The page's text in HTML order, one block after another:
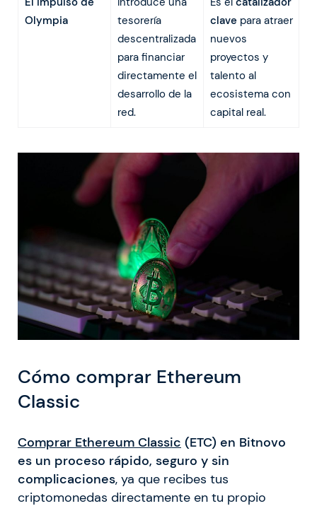
Olympia
tesorería
descentralizada
para financiar
directamente el
desarrollo de la
red.
clave para atraer
nuevos
proyectos y
talento al
ecosistema con
capital real.
Cómo comprar Ethereum
Classic
Comprar Ethereum Classic (ETC) en Bitnovo
es un proceso rápido, seguro y sin
complicaciones, ya que recibes tus
criptomonedas directamente en tu propio